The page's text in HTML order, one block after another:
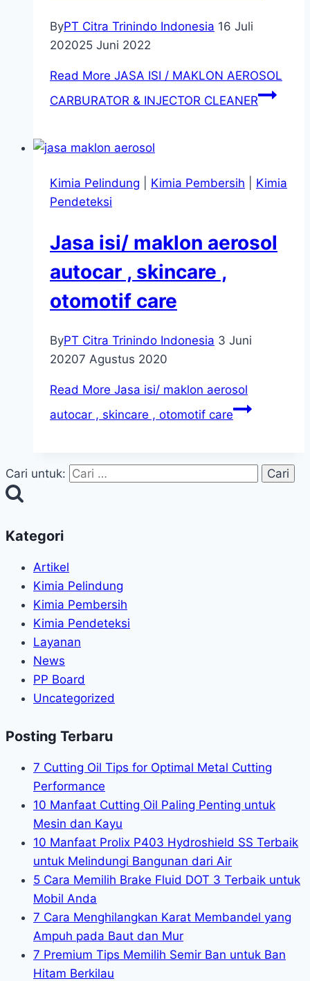
ByPT Citra Trinindo Indonesia 16 Juli
202025 Juni 2022
Read More JASA ISI / MAKLON AEROSOL
CARBURATOR & INJECTOR CLEANER
Kimia Pelindung Kimia Pembersih
Kimia
Pendeteksi
Jasa isi/ maklon aerosol
autocar , skincare ,
otomotif care
ByPT Citra Trinindo Indonesia 3 Juni
20207 Agustus 2020
Read More Jasa isi/ maklon aerosol
autocar , skincare , otomotif care
Cari untuk:
Kategori
Artikel
Kimia Pelindung
Kimia Pembersih
Kimia Pendeteksi
Layanan
News
PP Board
Uncategorized
Posting Terbaru
7 Cutting Oil Tips for Optimal Metal Cutting
Performance
10 Manfaat Cutting Oil Paling Penting untuk
Mesin dan Kayu
10 Manfaat Prolix P403 Hydroshield SS Terbaik
untuk Melindungi Bangunan dari Air
5 Cara Memilih Brake Fluid DOT 3 Terbaik untuk
Mobil Anda
7 Cara Menghilangkan Karat Membandel yang
Ampuh pada Baut dan Mur
7 Premium Tips Memilih Semir Ban untuk Ban
Hitam Berkilau